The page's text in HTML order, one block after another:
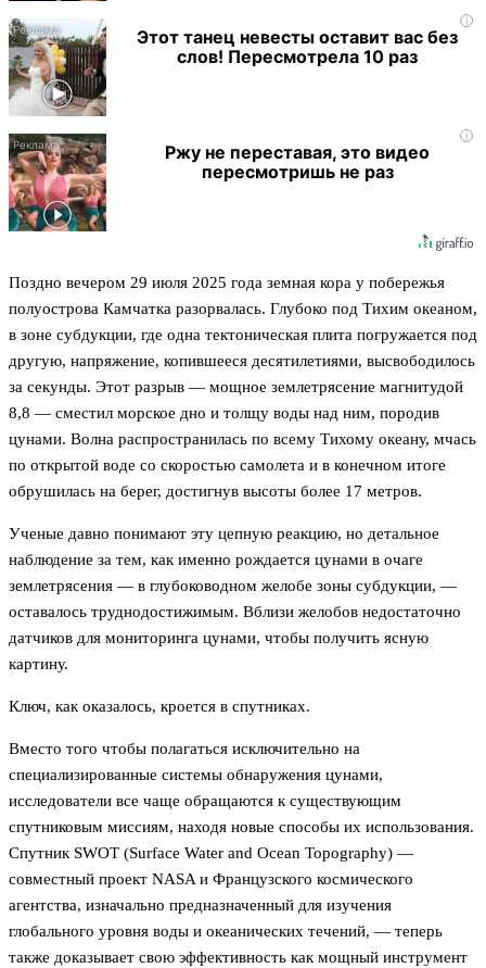
i
Этот танец невесты оставит вас без
слов! Пересмотрела 10 раз
i
Ржу не переставая, это видео
пересмотришь не раз
Поздно вечером 29 июля 2025 года земная кора у побережья
полуострова Камчатка разорвалась. Глубоко под Тихим океаном,
в зоне субдукции, где одна тектоническая плита погружается под
другую, напряжение, копившееся десятилетиями, высвободилось
за секунды. Этот разрыв — мощное землетрясение магнитудой
8,8 — сместил морское дно и толщу воды над ним, породив
цунами. Волна распространилась по всему Тихому океану, мчась
по открытой воде со скоростью самолета и в конечном итоге
обрушилась на берег, достигнув высоты более 17 метров.
Ученые давно понимают эту цепную реакцию, но детальное
наблюдение за тем, как именно рождается цунами в очаге
землетрясения — в глубоководном желобе зоны субдукции, —
оставалось труднодостижимым. Вблизи желобов недостаточно
датчиков для мониторинга цунами, чтобы получить ясную
картину.
Ключ, как оказалось, кроется в спутниках.
Вместо того чтобы полагаться исключительно на
специализированные системы обнаружения цунами,
исследователи все чаще обращаются к существующим
спутниковым миссиям, находя новые способы их использования.
Спутник SWOT (Surface Water and Ocean Topography) —
совместный проект NASA и Французского космического
агентства, изначально предназначенный для изучения
глобального уровня воды и океанических течений, — теперь
также доказывает свою эффективность как мощный инструмент